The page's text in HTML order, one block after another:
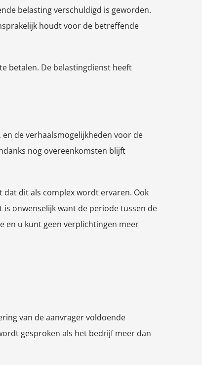
belasting verschuldigd is geworden.
houdt voor de betreffende
betalen. De belastingdienst heeft
de verhaalsmogelijkheden voor de
nog overeenkomsten blijft
dit als complex wordt ervaren. Ook
onwenselijk want de periode tussen de
en u kunt geen verplichtingen meer
van de aanvrager voldoende
gesproken als het bedrijf meer dan